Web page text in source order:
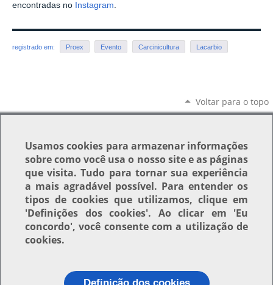
encontradas no Instagram.
registrado em: Proex Evento Carcinicultura Lacarbio
Voltar para o topo
Usamoscookies para armazenar informações
sobre como você usa o nosso site e as páginas
que visita. Tudo para tornar sua experiência
a mais agradável possível. Para entender os
tipos de cookies que utilizamos, clique em
'Definições dos cookies'. Ao clicar em 'Eu
concordo', você consente com a utilização de
cookies.